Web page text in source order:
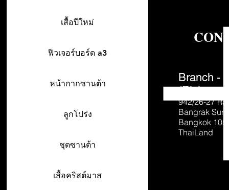
เสื้อปีใหม่
ฟิวเจอร์บอร์ด a3
หน้ากากซานต้า
ลูกโปร่ง
ชุดซานต้า
เสื้อคริสต์มาส
Branch -
(Pick-up
942/26-27
Bangrak
Bangkok
ThaiLand